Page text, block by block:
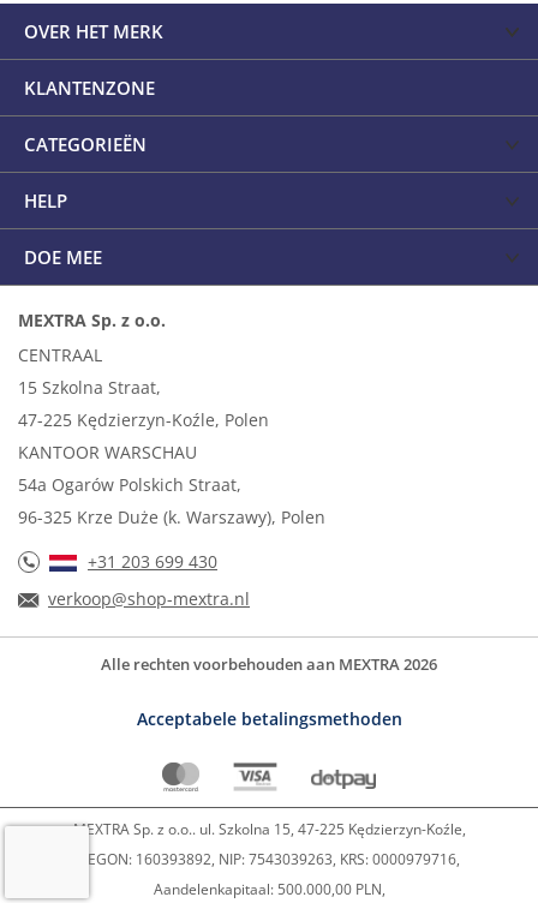
OVER HET MERK
KLANTENZONE
CATEGORIEËN
HELP
DOE MEE
MEXTRA Sp. z o.o.
CENTRAAL
15 Szkolna Straat,
47-225 Kędzierzyn-Koźle, Polen
KANTOOR WARSCHAU
54a Ogarów Polskich Straat,
96-325 Krze Duże (k. Warszawy), Polen
+31 203 699 430
verkoop@shop-mextra.nl
Alle rechten voorbehouden aan MEXTRA 2026
Acceptabele betalingsmethoden
MEXTRA Sp. z o.o.. ul. Szkolna 15, 47-225 Kędzierzyn-Koźle,
REGON: 160393892, NIP: 7543039263, KRS: 0000979716,
Aandelenkapitaal: 500.000,00 PLN,